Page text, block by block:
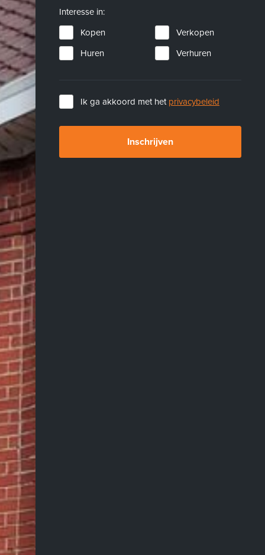
Interesse in:
Kopen
Verkopen
Huren
Verhuren
Ik ga akkoord met het privacybeleid
Inschrijven